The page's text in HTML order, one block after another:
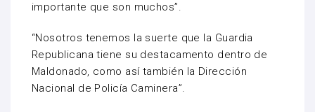
importante que son muchos”.
“Nosotros tenemos la suerte que la Guardia
Republicana tiene su destacamento dentro de
Maldonado, como así también la Dirección
Nacional de Policía Caminera”.